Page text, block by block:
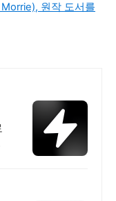
원작 도서를